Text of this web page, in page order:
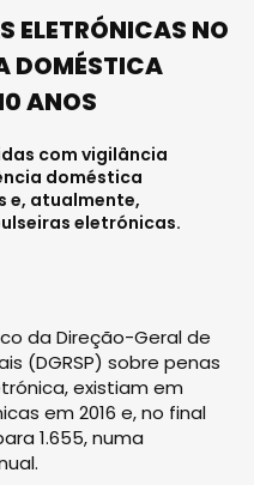
ELETRÓNICAS NO
DOMÉSTICA
ANOS
com vigilância
doméstica
e, atualmente,
eletrónicas.
da Direção-Geral de
(DGRSP) sobre penas
existiam em
em 2016 e, no final
1.655, numa